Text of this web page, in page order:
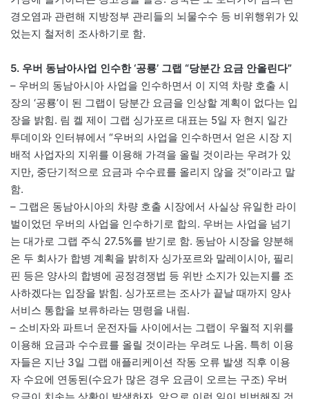
경오염과 관련해 지방정부 관리들의 뇌물수수 등 비위행위가 있
었는지 철저히 조사하기로 함.
5. 우버 동남아사업 인수한 ‘공룡’ 그랩 “당분간 요금 안올린다”
– 우버의 동남아시아 사업을 인수하면서 이 지역 차량 호출 시
장의 ‘공룡’이 된 그랩이 당분간 요금을 인상할 계획이 없다는 입
장을 밝힘. 림 켈 제이 그랩 싱가포르 대표는 5일 자 현지 일간
투데이와 인터뷰에서 “우버의 사업을 인수하면서 얻은 시장 지
배적 사업자의 지위를 이용해 가격을 올릴 것이라는 우려가 있
지만, 중단기적으로 요금과 수수료를 올리지 않을 것”이라고 말
함.
– 그랩은 동남아시아의 차량 호출 시장에서 사실상 유일한 라이
벌이었던 우버의 사업을 인수하기로 합의. 우버는 사업을 넘기
는 대가로 그랩 주식 27.5%를 받기로 함. 동남아 시장을 양분해
온 두 회사가 합병 계획을 밝히자 싱가포르와 말레이시아, 필리
핀 등은 양사의 합병에 공정경쟁법 등 위반 소지가 있는지를 조
사하겠다는 입장을 밝힘. 싱가포르는 조사가 끝날 때까지 양사
서비스 통합을 보류하라는 명령을 내림.
– 소비자와 파트너 운전자들 사이에서는 그랩이 우월적 지위를
이용해 요금과 수수료를 올릴 것이라는 우려도 나옴. 특히 이용
자들은 지난 3일 그랩 애플리케이션 작동 오류 발생 직후 이용
자 수요에 연동된(수요가 많은 경우 요금이 오르는 구조) 우버